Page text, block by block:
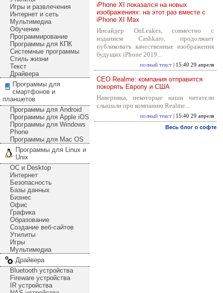
Игры и развлечения
Интернет и сеть
Мультимедиа
Обучение
Программирование
Программы для КПК
Системные программы
Стиль жизни
Текст
Драйвера
Программы для
смартфонов и
планшетов
Программы для Android
Программы для Apple iOS
Программы для Windows
Phone
Программы для Mac OS
Программы для Linux и
Unix
ОС и Desktop
Интернет
Безопасность
Базы данных
Бизнес
Офис
Графика
Образование
Создание веб-сайтов
Утилиты
Игры
Мультимедиа
Драйвера
Bluetooth устройства
Fireware устройства
IR устройства
iPhone XI показался на новых
изображениях: на этот раз вместе с
iPhone XI Max
Инсайдер OnLeakes, совместно с
изданием Cashkaro, продолжает
публиковать качественные изображения
будущих iPhone 2019...
полный текст | 15:40 29 апреля
CEO Realme: компания отправится
покорять Европу и США
Наверняка, некоторые наши читатели
слышали про компанию Realme...
полный текст | 15:40 29 апреля
Весь блог о софте